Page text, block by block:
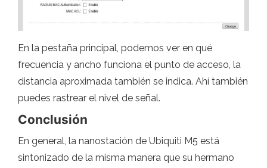
En la pestaña principal, podemos ver en qué
frecuencia y ancho funciona el punto de acceso, la
distancia aproximada también se indica. Ahí también
puedes rastrear el nivel de señal.
Conclusión
En general, la nanostación de Ubiquiti M5 está
sintonizado de la misma manera que su hermano